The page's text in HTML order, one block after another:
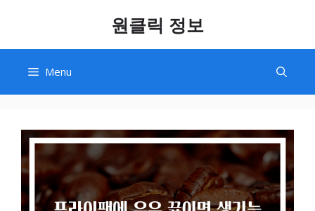
content
원클릭 정보
Menu